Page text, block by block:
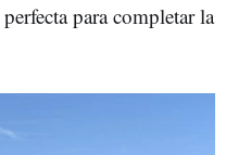
para completar la